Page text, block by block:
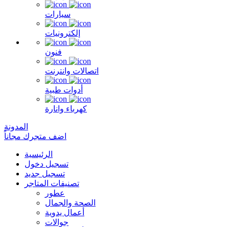
سيارات
إلكترونيات
فنون
اتصالات وانترنت
أدوات طبية
كهرباء وانارة
المدونة
اضف متجرك مجاناً
الرئيسية
تسجيل دخول
تسجيل جديد
تصنيفات المتاجر
عطور
الصحة والجمال
أعمال يدوية
جوالات